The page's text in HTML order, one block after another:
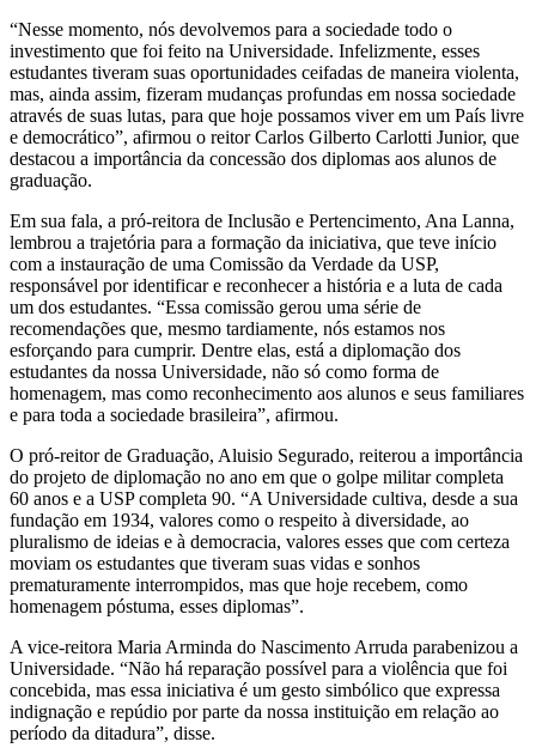
“Nesse momento, nós devolvemos para a sociedade todo o
investimento que foi feito na Universidade. Infelizmente, esses
estudantes tiveram suas oportunidades ceifadas de maneira violenta,
mas, ainda assim, fizeram mudanças profundas em nossa sociedade
através de suas lutas, para que hoje possamos viver em um País livre
e democrático”, afirmou o reitor Carlos Gilberto Carlotti Junior, que
destacou a importância da concessão dos diplomas aos alunos de
graduação.
Em sua fala, a pró-reitora de Inclusão e Pertencimento, Ana Lanna,
lembrou a trajetória para a formação da iniciativa, que teve início
com a instauração de uma Comissão da Verdade da USP,
responsável por identificar e reconhecer a história e a luta de cada
um dos estudantes. “Essa comissão gerou uma série de
recomendações que, mesmo tardiamente, nós estamos nos
esforçando para cumprir. Dentre elas, está a diplomação dos
estudantes da nossa Universidade, não só como forma de
homenagem, mas como reconhecimento aos alunos e seus familiares
e para toda a sociedade brasileira”, afirmou.
O pró-reitor de Graduação, Aluisio Segurado, reiterou a importância
do projeto de diplomação no ano em que o golpe militar completa
60 anos e a USP completa 90. “A Universidade cultiva, desde a sua
fundação em 1934, valores como o respeito à diversidade, ao
pluralismo de ideias e à democracia, valores esses que com certeza
moviam os estudantes que tiveram suas vidas e sonhos
prematuramente interrompidos, mas que hoje recebem, como
homenagem póstuma, esses diplomas”.
A vice-reitora Maria Arminda do Nascimento Arruda parabenizou a
Universidade. “Não há reparação possível para a violência que foi
concebida, mas essa iniciativa é um gesto simbólico que expressa
indignação e repúdio por parte da nossa instituição em relação ao
período da ditadura”, disse.